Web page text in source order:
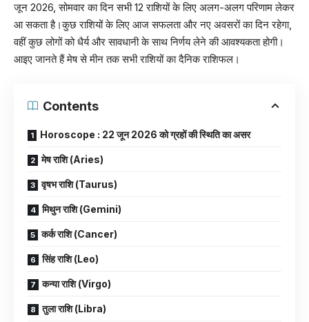
जून 2026, सोमवार का दिन सभी 12 राशियों के लिए अलग-अलग परिणाम लेकर
आ सकता है।कुछ राशियों के लिए आज सफलता और नए अवसरों का दिन रहेगा,
वहीं कुछ लोगों को धैर्य और सावधानी के साथ निर्णय लेने की आवश्यकता होगी।
आइए जानते हैं मेष से मीन तक सभी राशियों का दैनिक राशिफल।
Contents
Horoscope : 22 जून 2026 को ग्रहों की स्थिति का असर
मेष राशि (Aries)
वृषभ राशि (Taurus)
मिथुन राशि (Gemini)
कर्क राशि (Cancer)
सिंह राशि (Leo)
कन्या राशि (Virgo)
तुला राशि (Libra)